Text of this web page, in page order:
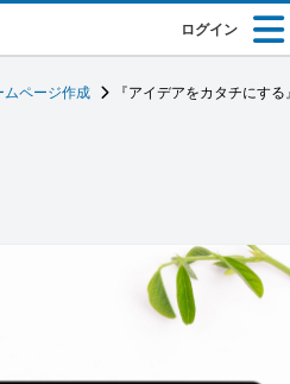
ログイン
ムページ作成 『アイデアをカタチにす